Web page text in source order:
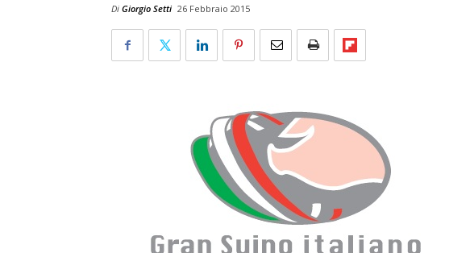
Di Giorgio Setti 26 Febbraio 2015